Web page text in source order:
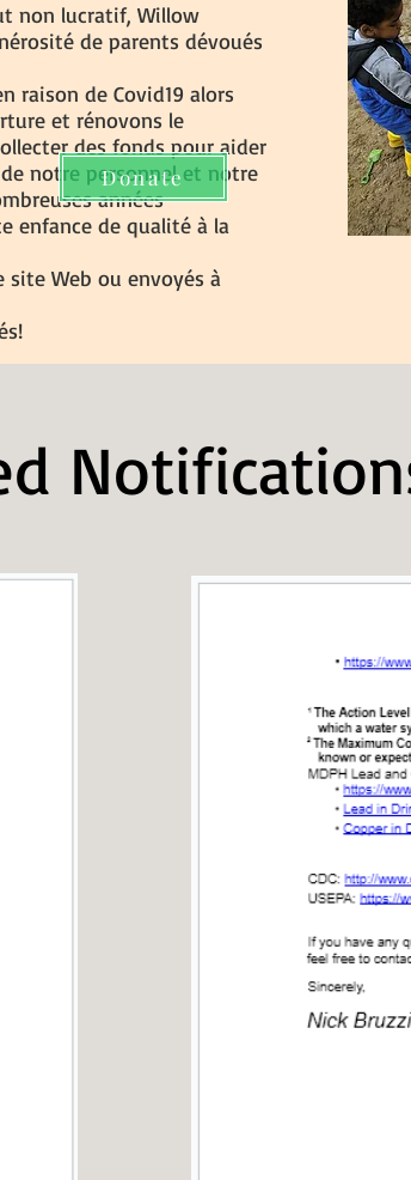
non lucratif, Willow
de parents dévoués
raison de Covid19 alors
et rénovons le
des fonds pour aider
notre personnel et notre
années
enfance de qualité à la
Web ou envoyés à
Donate